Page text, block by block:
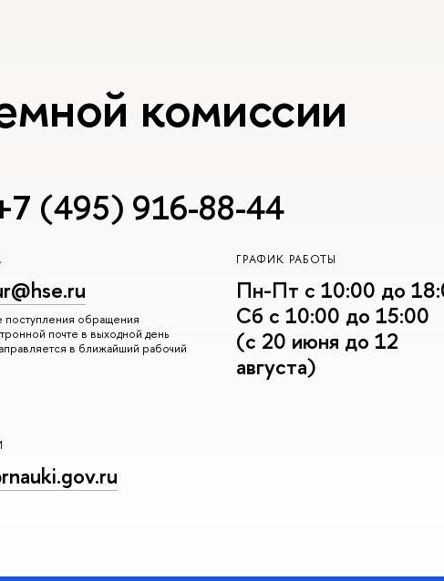
комиссии
(495) 916-88-44
поступления обращения
почте в выходной день
в ближайший рабочий
ГРАФИК РАБОТЫ
Пн-Пт с 10:00 до
Сб с 10:00 до 15:00
(с 20 июня до 12
августа)